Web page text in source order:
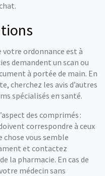
votre ordonnance est à
demandent un scan ou
à portée de main. En
cherchez les avis d’autres
spécialisés en santé.
des comprimés :
correspondre à ceux
chose vous semble
et contactez
la pharmacie. En cas de
médecin sans